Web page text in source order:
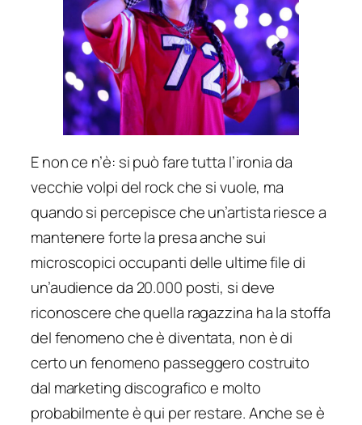
E non ce n’è: si può fare tutta l’ironia da
vecchie volpi del rock che si vuole, ma
quando si percepisce che un’artista riesce a
mantenere forte la presa anche sui
microscopici occupanti delle ultime file di
un’audience da 20.000 posti, si deve
riconoscere che quella ragazzina ha la stoffa
del fenomeno che è diventata, non è di
certo un fenomeno passeggero costruito
dal marketing discografico e molto
probabilmente è qui per restare. Anche se è